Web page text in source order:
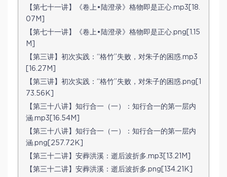
【第七十一讲】《卷上•陆澄录》格物即是正心.mp3[18.
07M]
【第七十一讲】《卷上•陆澄录》格物即是正心.png[1.15
M]
【第三讲】初次实践：“格竹”失败，对朱子的困惑.mp3
[16.27M]
【第三讲】初次实践：“格竹”失败，对朱子的困惑.png[1
73.56K]
【第三十八讲】知行合一（一）：知行合一的第一层内
涵.mp3[16.54M]
【第三十八讲】知行合一（一）：知行合一的第一层内
涵.png[257.72K]
【第三十二讲】安葬洪溪：逝后波折多.mp3[13.21M]
【第三十二讲】安葬洪溪：逝后波折多.png[134.21K]